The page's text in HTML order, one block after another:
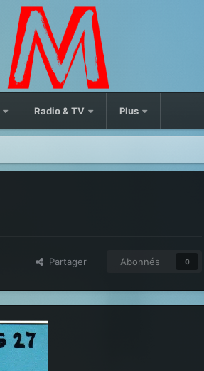
Radio & TV Plus
Partager Abonnés 0